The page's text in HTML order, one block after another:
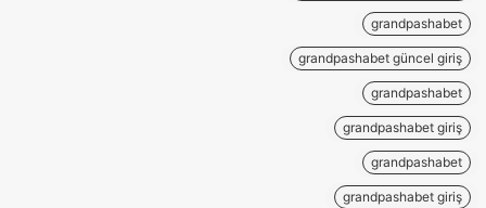
grandpashabet
grandpashabet güncel giriş
grandpashabet
grandpashabet giriş
grandpashabet
grandpashabet giriş